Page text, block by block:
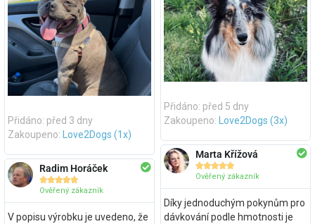
Přidáno: před 3 dny
Zakoupeno:
Love2Dogs (1x)
Radim Horáček

Ověřený zákazník
V popisu výrobku je uvedeno, že
Přidáno: před 5 dny
Zakoupeno:
Love2Dogs (3x)
Marta Křížová

Ověřený zákazník
Díky jednoduchým pokynům pro
dávkování podle hmotnosti je